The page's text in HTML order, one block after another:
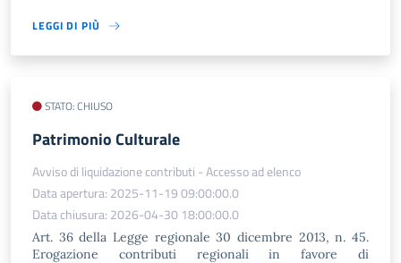
LEGGI DI PIÙ
STATO: CHIUSO
Patrimonio Culturale
Avviso di liquidazione contributi - Accesso ad elenco
Data apertura: 2025-11-19 09:00:00.0
Data chiusura: 2026-04-30 18:00:00.0
Art. 36 della Legge regionale 30 dicembre 2013, n. 45.
Erogazione contributi regionali in favore di